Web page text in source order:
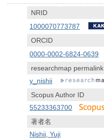
NRID
1000070773787
ORCID
0000-0002-6824-0639
researchmap permalink
y_nishii
Scopus Author ID
55233363700
著者名
Nishii, Yuji